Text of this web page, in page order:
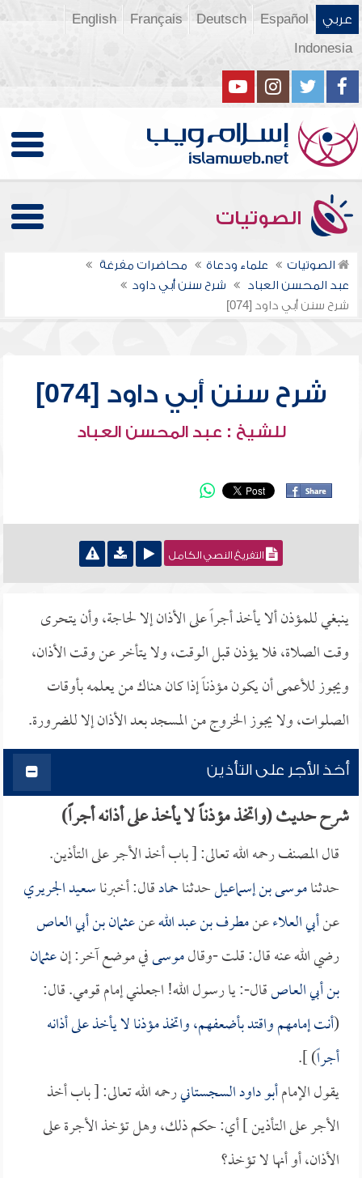
عربي Español
Deutsch
Français
English
Indonesia
الصوتيات
الصوتيات علماء ودعاة
محاضرات مفرغة
عبد المحسن العباد
شرح سنن أبي داود
شرح سنن أبي داود [074]
شرح سنن أبي داود [074]
للشيخ : عبد المحسن العباد
التفريغ النصي الكامل
ينبغي للمؤذن ألا يأخذ أجراً على الأذان إلا لحاجة، وأن يتحرى
وقت الصلاة، فلا يؤذن قبل الوقت، ولا يتأخر عن وقت الأذان،
ويجوز للأعمى أن يكون مؤذناً إذا كان هناك من يعلمه بأوقات
الصلوات، ولا يجوز الخروج من المسجد بعد الأذان إلا للضرورة.
أخذ الأجر على التأذين
شرح حديث (واتخذ مؤذناً لا يأخذ على أذانه أجراً)
قال المصنف رحمه الله تعالى: [ باب أخذ الأجر على التأذين.
حدثناموسى بن إسماعيلحدثناحمادقال: أخبرناسعيد الجريري
عنأبي العلاءعنمطرف بن عبد اللهعنعثمان بن أبي العاص
رضي الله عنه قال: قلت -وقالموسىفي موضع آخر: إنعثمان
بن أبي العاصقال-: يا رسول الله! اجعلني إمام قومي. قال:
(أنت إمامهم واقتد بأضعفهم، واتخذ مؤذنا لا يأخذ على أذانه
أجراً) ].
يقول الإمامأبو داود السجستانيرحمه الله تعالى: [ باب أخذ
الأجر على التأذين ] أي: حكم ذلك، وهل تؤخذ الأجرة على
الأذان، أو أنها لا تؤخذ؟